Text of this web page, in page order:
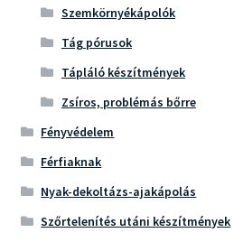
Szemkörnyékápolók
Tág pórusok
Tápláló készítmények
Zsíros, problémás bőrre
Fényvédelem
Férfiaknak
Nyak-dekoltázs-ajakápolás
Szőrtelenítés utáni készítmények